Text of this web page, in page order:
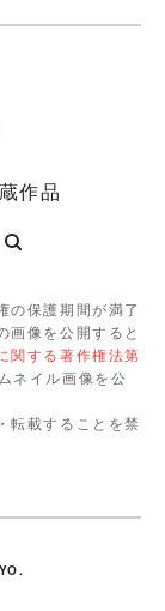
作品
の保護期間が満了
画像を公開すると
関する著作権法第
ネイル画像を公
転載することを禁